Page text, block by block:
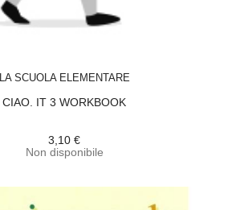
LA SCUOLA ELEMENTARE
CIAO. IT 3 WORKBOOK
3,10 €
Non disponibile